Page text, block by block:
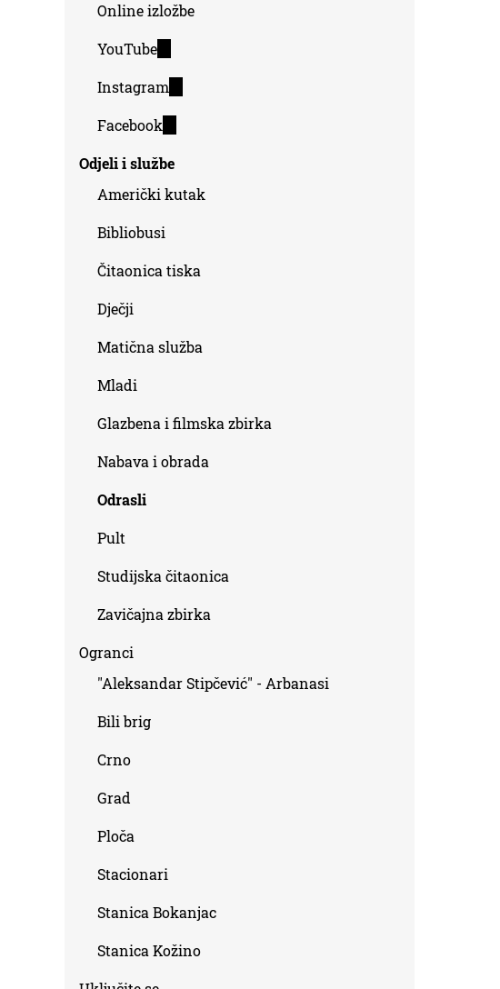
Online izložbe
YouTube(link
external)
Instagram(link
external)
Facebook
external)
Odjeli i službe
Američki kutak
Bibliobusi
Čitaonica tiska
Dječji
Matična služba
Mladi
Glazbena i filmska zbirka
Nabava i obrada
Odrasli
Pult
Studijska čitaonica
Zavičajna zbirka
Ogranci
"Aleksandar Stipčević" - Arbanasi
Bili brig
Crno
Grad
Ploča
Stacionari
Stanica Bokanjac
Stanica Kožino